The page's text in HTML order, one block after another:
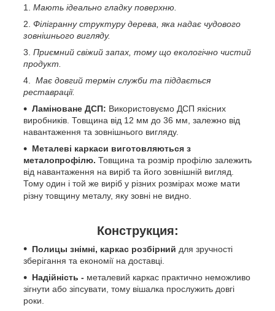
Мають ідеально гладку поверхню.
Філігранну структуру дерева, яка надає чудового
зовнішнього вигляду.
Приємний свіжий запах, тому що екологічно чистий
продукт.
Має довгий термін служби та піддається
реставрації.
Ламіноване ДСП: Використовуємо ДСП якісних
виробників. Товщина від 12 мм до 36 мм, залежно від
навантаження та зовнішнього вигляду.
Металеві каркаси виготовляються з
металопрофілю. Товщина та розмір профілю залежить
від навантаження на виріб та його зовнішній вигляд.
Тому один і той же виріб у різних розмірах може мати
різну товщину металу, яку зовні не видно.
Конструкция:
Полицы знімні, каркас розбірний для зручності
зберігання та економії на доставці.
Надійність - металевий каркас практично неможливо
зігнути або зіпсувати, тому вішалка прослужить довгі
роки.